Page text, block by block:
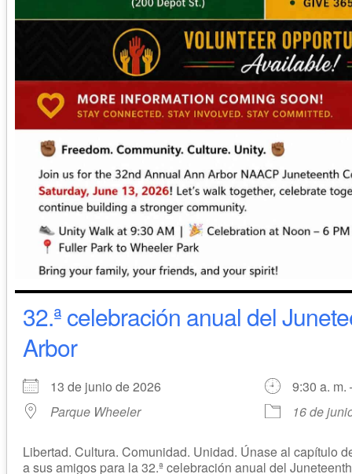
32.ª celebración anual del
Arbor
13 de junio de 2026
9:30 a. m.
Parque Wheeler
16 de
Libertad. Cultura. Comunidad. Unidad. Únase al capítulo
a sus amigos para la 32.ª celebración anual del